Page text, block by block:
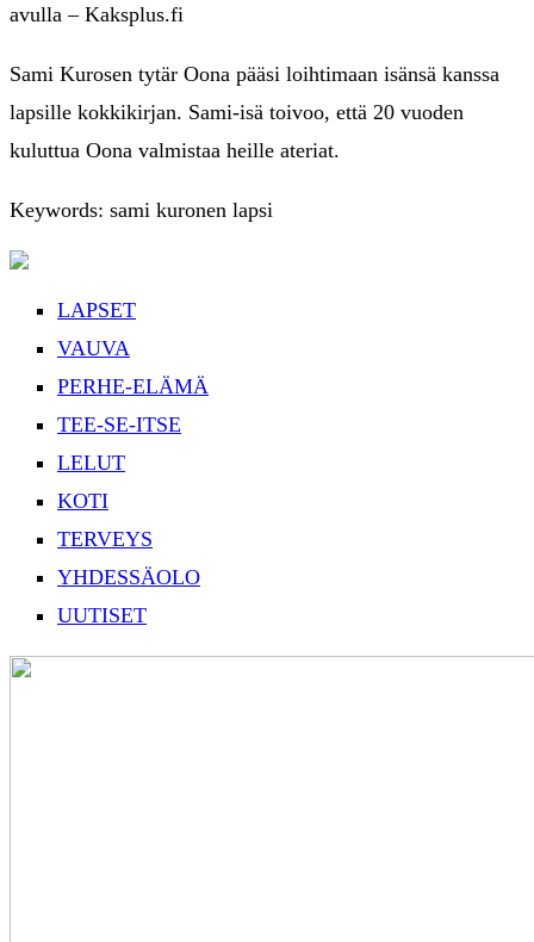
avulla – Kaksplus.fi
Sami Kurosen tytär Oona pääsi loihtimaan isänsä kanssa
lapsille kokkikirjan. Sami-isä toivoo, että 20 vuoden
kuluttua Oona valmistaa heille ateriat.
Keywords: sami kuronen lapsi
LAPSET
VAUVA
PERHE-ELÄMÄ
TEE-SE-ITSE
LELUT
KOTI
TERVEYS
YHDESSÄOLO
UUTISET